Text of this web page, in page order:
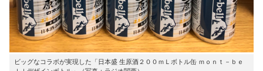
ビッグなコラボが実現した「日本盛 生原酒２００ｍＬボトル缶 ｍｏｎｔ－ｂｅ